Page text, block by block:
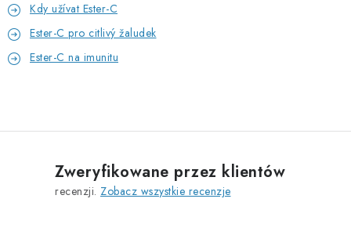
Kdy užívat Ester-C
Ester-C pro citlivý žaludek
Ester-C na imunitu
Zweryfikowane przez klientów
recenzji. Zobacz wszystkie recenzje